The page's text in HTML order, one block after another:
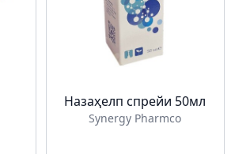
Назаҳелп спрейи 50мл
Synergy Pharmco